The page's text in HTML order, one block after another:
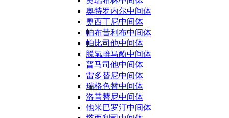
奥特罗内尔中间体
奥西丁尼中间体
帕布昔利布中间体
帕比司他中间体
脱氢雌马酚中间体
普马司他中间体
雷多替尼中间体
瑞格色替中间体
洛昔替尼中间体
他米巴罗汀中间体